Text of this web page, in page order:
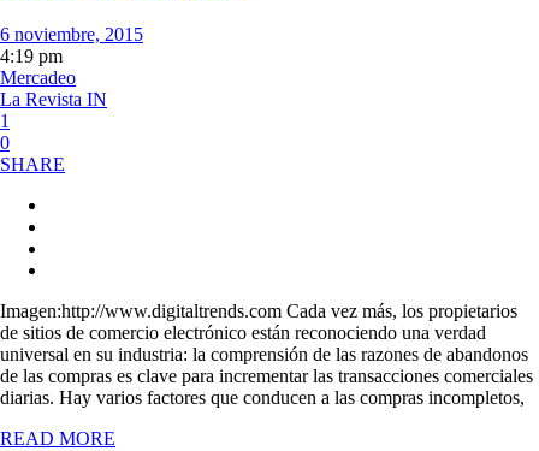
6 noviembre, 2015
4:19 pm
Mercadeo
La Revista IN
1
0
SHARE
Imagen:http://www.digitaltrends.com Cada vez más, los propietarios
de sitios de comercio electrónico están reconociendo una verdad
universal en su industria: la comprensión de las razones de abandonos
de las compras es clave para incrementar las transacciones comerciales
diarias. Hay varios factores que conducen a las compras incompletos,
READ MORE